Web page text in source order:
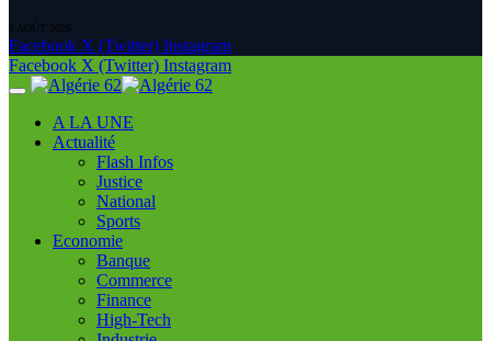
6 AOÛT 2026
Facebook X (Twitter) Instagram
Facebook X (Twitter) Instagram
A LA UNE
Actualité
Flash Infos
Justice
National
Sports
Economie
Banque
Commerce
Finance
High-Tech